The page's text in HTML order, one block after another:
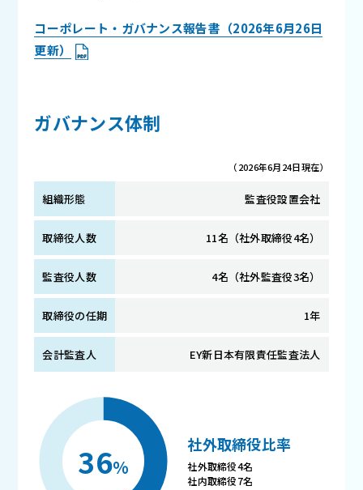
コーポレート・ガバナンス報告書（2026年6月26日
更新）
ガバナンス体制
（2026年6月24日現在）
組織形態 監査役設置会社
取締役人数 11名（社外取締役4名）
監査役人数 4名（社外監査役3名）
取締役の任期 1年
会計監査人 EY新日本有限責任監査法人
36%
社外取締役比率
社外取締役4名
社内取締役7名